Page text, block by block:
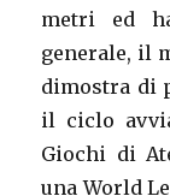
metri ed
generale, il
dimostra di
il ciclo
Giochi di
una World